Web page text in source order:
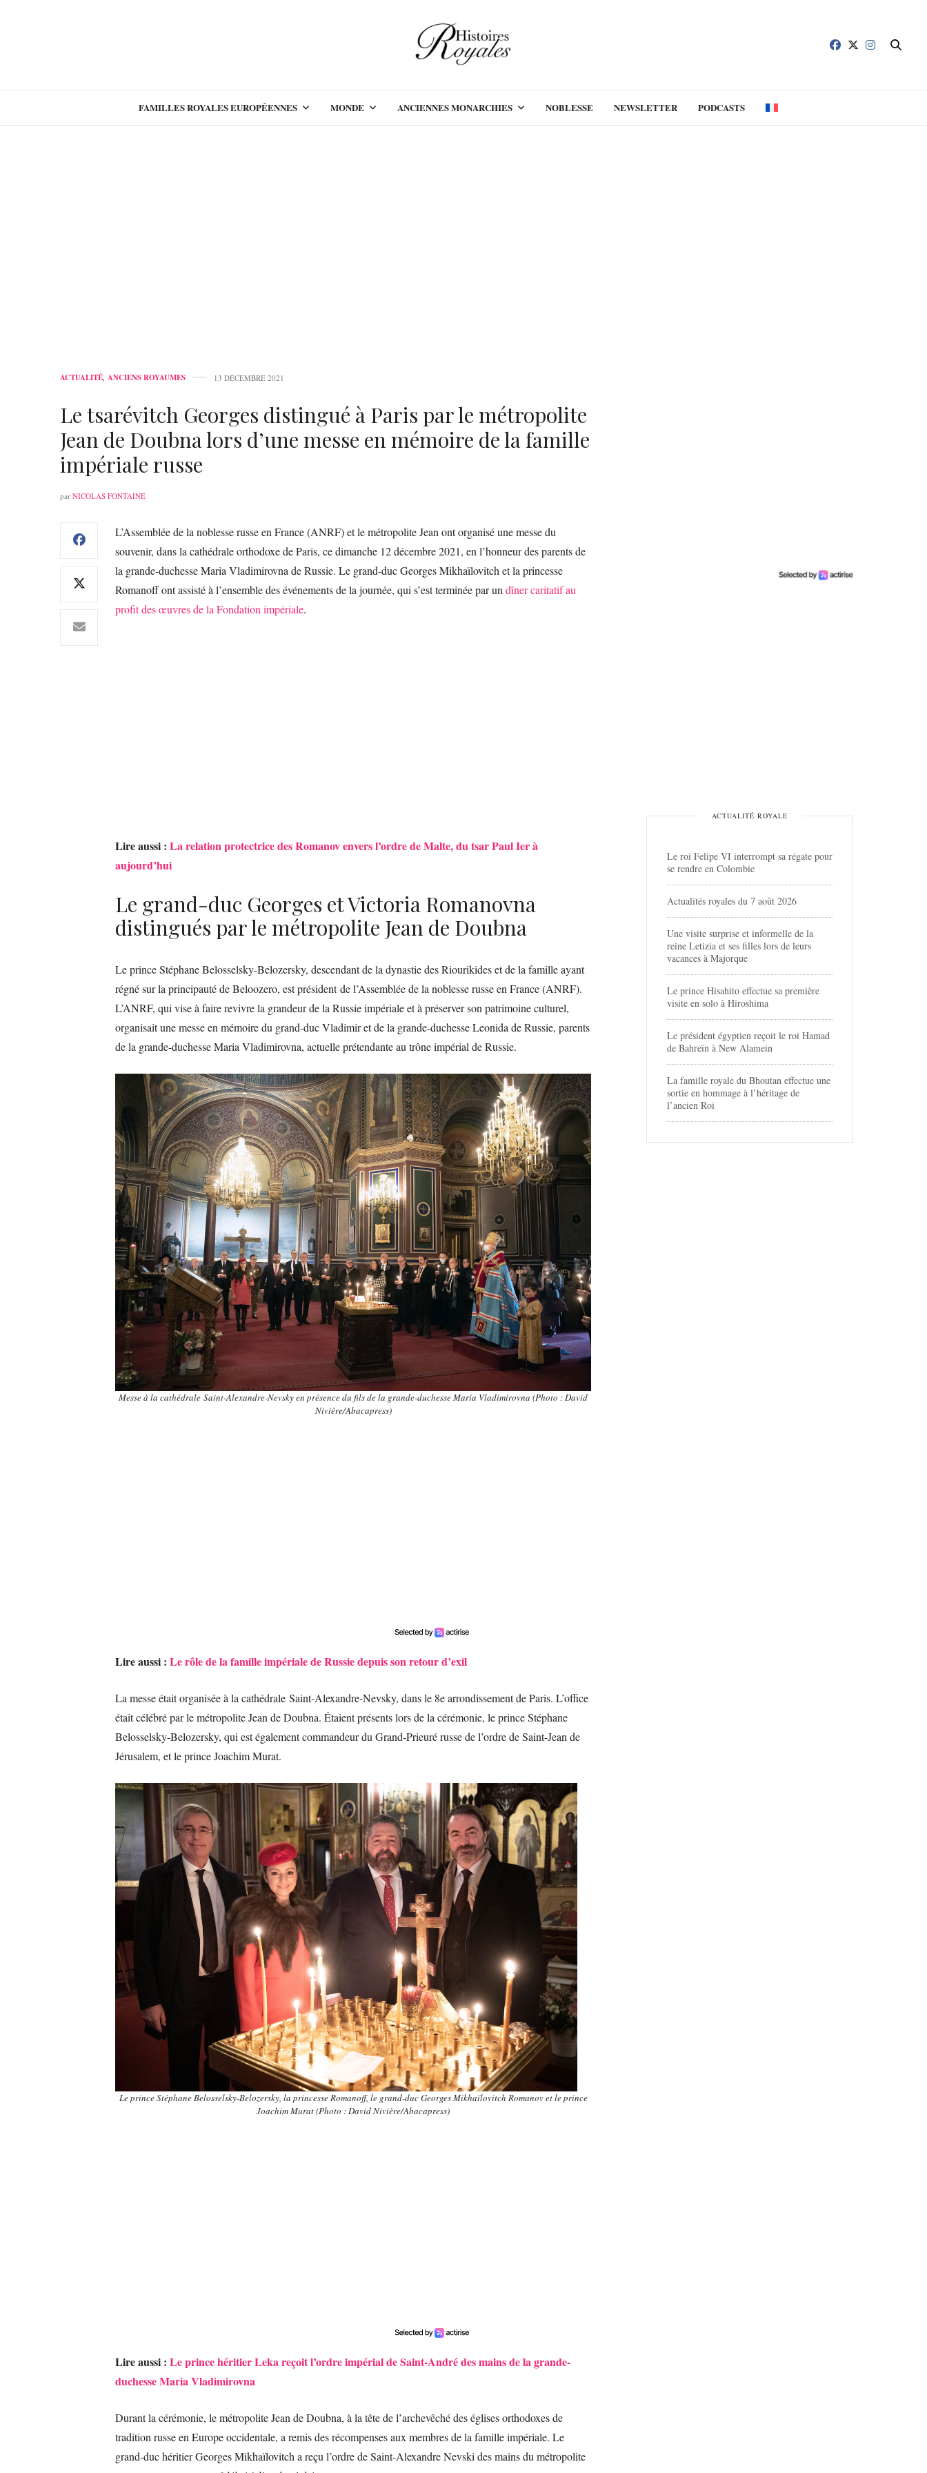
FAMILLES ROYALES EUROPÉENNES MONDE ANCIENNES MONARCHIES NOBLESSE NEWSLETTER PODCASTS
ACTUALITÉ, ANCIENS ROYAUMES 13 DÉCEMBRE 2021
Le tsarévitch Georges distingué à Paris par le métropolite
Jean de Doubna lors d’une messe en mémoire de la famille
impériale russe
par NICOLAS FONTAINE
L’Assemblée de la noblesse russe en France (ANRF) et le métropolite Jean ont organisé une messe du
souvenir, dans la cathédrale orthodoxe de Paris, ce dimanche 12 décembre 2021, en l’honneur des parents de
la grande-duchesse Maria Vladimirovna de Russie. Le grand-duc Georges Mikhaïlovitch et la princesse
Romanoff ont assisté à l’ensemble des événements de la journée, qui s’est terminée par un dîner caritatif au
profit des œuvres de la Fondation impériale.
Lire aussi : La relation protectrice des Romanov envers l’ordre de Malte, du tsar Paul Ier à
aujourd’hui
Le grand-duc Georges et Victoria Romanovna
distingués par le métropolite Jean de Doubna
Le prince Stéphane Belosselsky-Belozersky, descendant de la dynastie des Riourikides et de la famille ayant
régné sur la principauté de Beloozero, est président de l’Assemblée de la noblesse russe en France (ANRF).
L’ANRF, qui vise à faire revivre la grandeur de la Russie impériale et à préserver son patrimoine culturel,
organisait une messe en mémoire du grand-duc Vladimir et de la grande-duchesse Leonida de Russie, parents
de la grande-duchesse Maria Vladimirovna, actuelle prétendante au trône impérial de Russie.
Messe à la cathédrale Saint-Alexandre-Nevsky en présence du fils de la grande-duchesse Maria Vladimirovna (Photo : David
Nivière/Abacapress)
Lire aussi : Le rôle de la famille impériale de Russie depuis son retour d’exil
La messe était organisée à la cathédrale Saint-Alexandre-Nevsky, dans le 8e arrondissement de Paris. L’office
était célébré par le métropolite Jean de Doubna. Étaient présents lors de la cérémonie, le prince Stéphane
Belosselsky-Belozersky, qui est également commandeur du Grand-Prieuré russe de l’ordre de Saint-Jean de
Jérusalem, et le prince Joachim Murat.
Le prince Stéphane Belosselsky-Belozersky, la princesse Romanoff, le grand-duc Georges Mikhaïlovitch Romanov et le prince
Joachim Murat (Photo : David Nivière/Abacapress)
Lire aussi : Le prince héritier Leka reçoit l’ordre impérial de Saint-André des mains de la grande-
duchesse Maria Vladimirovna
Durant la cérémonie, le métropolite Jean de Doubna, à la tête de l’archevêché des églises orthodoxes de
tradition russe en Europe occidentale, a remis des récompenses aux membres de la famille impériale. Le
grand-duc héritier Georges Mikhaïlovitch a reçu l’ordre de Saint-Alexandre Nevski des mains du métropolite
ACTUALITÉ ROYALE
Le roi Felipe VI interrompt sa régate pour
se rendre en Colombie
Actualités royales du 7 août 2026
Une visite surprise et informelle de la
reine Letizia et ses filles lors de leurs
vacances à Majorque
Le prince Hisahito effectue sa première
visite en solo à Hiroshima
Le président égyptien reçoit le roi Hamad
de Bahreïn à New Alamein
La famille royale du Bhoutan effectue une
sortie en hommage à l’héritage de
l’ancien Roi